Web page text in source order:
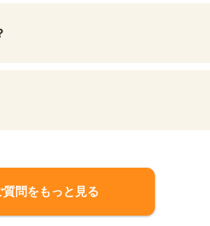
質問をもっと見る